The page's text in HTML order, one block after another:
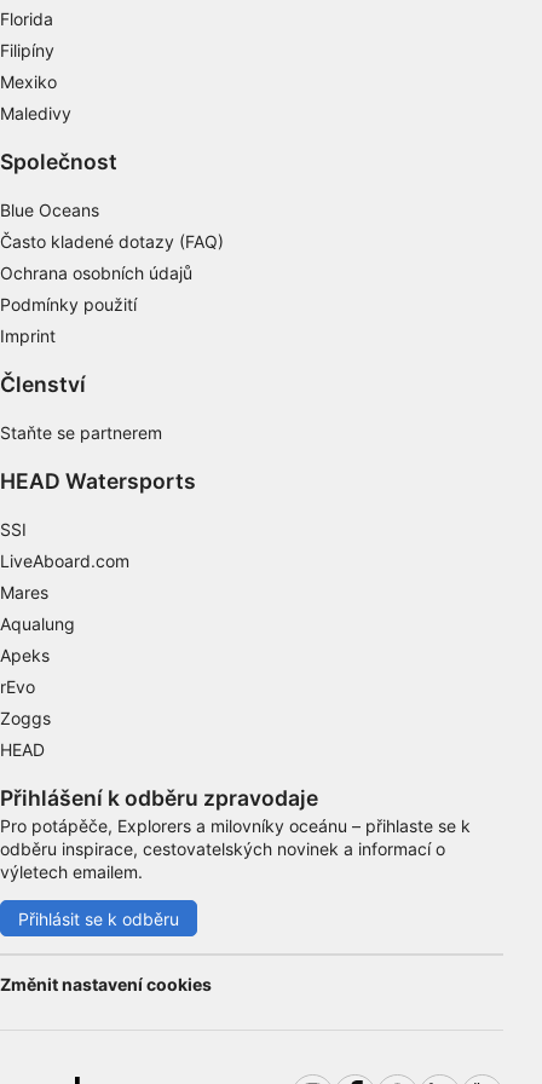
Florida
Filipíny
Mexiko
Maledivy
Společnost
Blue Oceans
Často kladené dotazy (FAQ)
Ochrana osobních údajů
Podmínky použití
Imprint
Členství
Staňte se partnerem
HEAD Watersports
SSI
LiveAboard.com
Mares
Aqualung
Apeks
rEvo
Zoggs
HEAD
Přihlášení k odběru zpravodaje
Pro potápěče, Explorers a milovníky oceánu – přihlaste se k
odběru inspirace, cestovatelských novinek a informací o
výletech emailem.
Přihlásit se k odběru
Změnit nastavení cookies
Měření výkonu reklam
Měření výkonu obsahu
Porozumění publiku prostřednictvím
statistik nebo kombinací údajů z různých
Rozvoj a zlepšování služeb
Použití omezených údajů k výběru obsahu
Speciální funkce IAB:
Používání přesných údajů o zeměpisné
poloze
Identifikace zařízení na základě aktivně
Výkon
Funkční